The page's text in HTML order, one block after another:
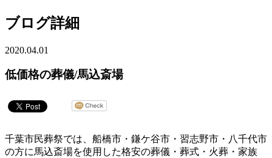
ブログ詳細
2020.04.01
低価格の葬儀/馬込斎場
千葉市民葬祭では、船橋市・鎌ケ谷市・習志野市・八千代市
の方に馬込斎場を使用した格安の葬儀・葬式・火葬・家族